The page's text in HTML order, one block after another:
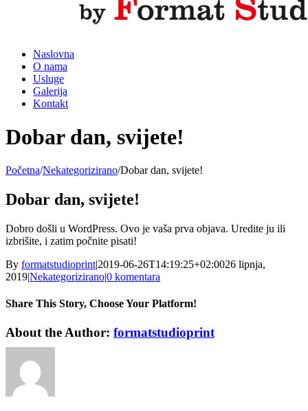
Naslovna
O nama
Usluge
Galerija
Kontakt
Dobar dan, svijete!
Početna/Nekategorizirano/Dobar dan, svijete!
Dobar dan, svijete!
Dobro došli u WordPress. Ovo je vaša prva objava. Uredite ju ili
izbrišite, i zatim počnite pisati!
By formatstudioprint|2019-06-26T14:19:25+02:0026 lipnja,
2019|Nekategorizirano|0 komentara
Share This Story, Choose Your Platform!
Facebook
Email:
About the Author: formatstudioprint